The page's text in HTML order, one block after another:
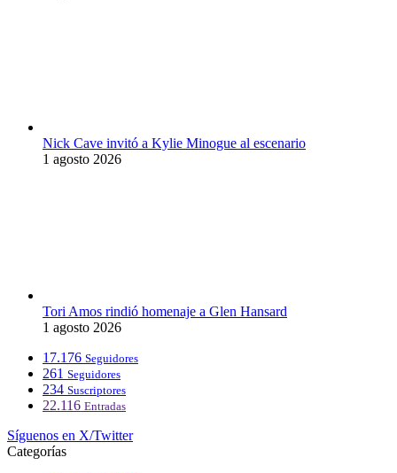
Nick Cave invitó a Kylie Minogue al escenario
1 agosto 2026
Tori Amos rindió homenaje a Glen Hansard
1 agosto 2026
17.176 Seguidores
261 Seguidores
234 Suscriptores
22.116 Entradas
Síguenos en X/Twitter
Categorías